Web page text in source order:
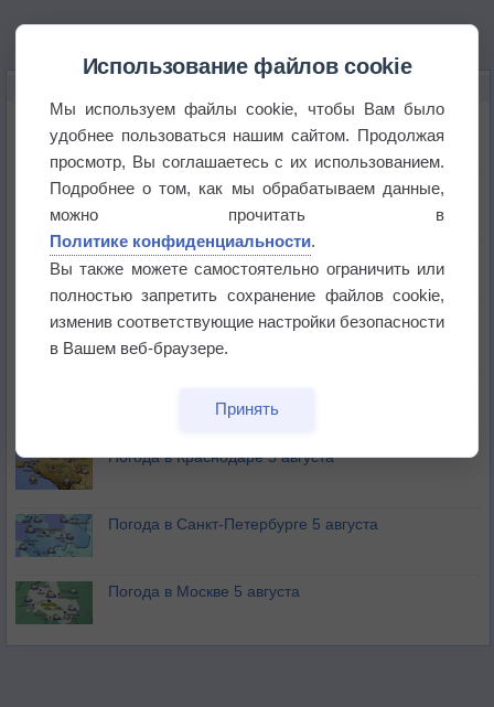
Дневная температура воздуха в ОАЭ превысила
+51°
Европейские столицы бьют рекорды жары
Впервые за 155 лет в Лондоне в течение месяца
не выпадал дождь
Лето продолжит щедро раздавать своё тепло!
Погода в Краснодаре 5 августа
Погода в Санкт-Петербурге 5 августа
Погода в Москве 5 августа
Использование файлов cookie
Мы используем файлы cookie, чтобы Вам было
удобнее пользоваться нашим сайтом. Продолжая
просмотр, Вы соглашаетесь с их использованием.
Подробнее о том, как мы обрабатываем данные,
можно прочитать в
Политике конфиденциальности.
Вы также можете самостоятельно ограничить или
полностью запретить сохранение файлов cookie,
изменив соответствующие настройки безопасности
в Вашем веб-браузере.
Принять